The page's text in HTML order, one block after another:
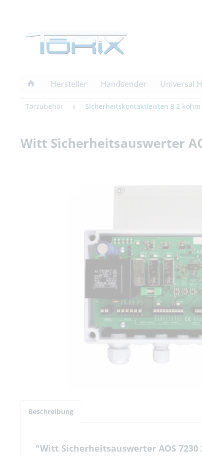
Hersteller Handsender Universal
Torzubehör Sicherheitskontaktleisten 8,2 kohm
Witt Sicherheitsauswerter
Beschreibung
"Witt Sicherheitsauswerter AOS 7230